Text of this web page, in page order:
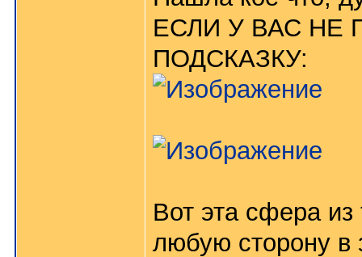
ЕСЛИ У ВАС НЕ
ПОДСКАЗКУ:
Вот эта сфера из
любую сторону в